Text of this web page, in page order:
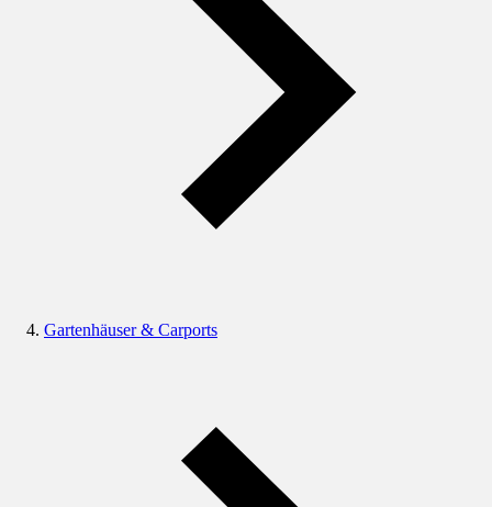
Gartenhäuser & Carports